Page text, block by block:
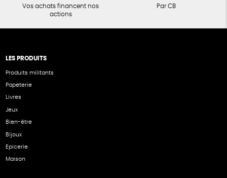
Vos achats financent nos
actions
Par CB
LES PRODUITS
Produits militants
Papeterie
Livres
Jeux
Bien-être
Bijoux
Epicerie
Maison